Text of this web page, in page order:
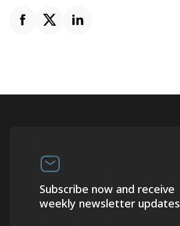
Subscribe now and receive
weekly newsletter updates